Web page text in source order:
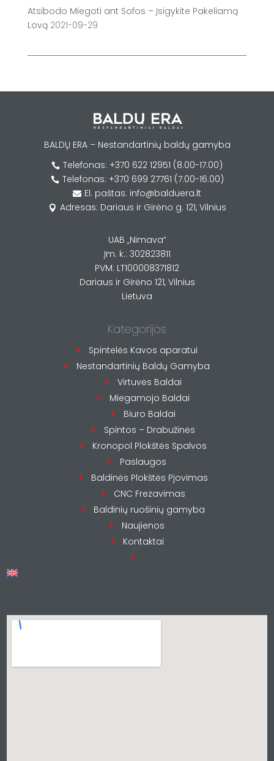
Atsibodo Miegoti ant Sofos – Įsigykite Pakeliamą
Lovą 2021-09-29
BALDŲ ERA – Nestandartinių baldų gamyba
 Telefonas: +370 622 12951 (8.00-17.00)
 Telefonas: +370 699 27761 (7.00-16.00)
 El. paštas: info@balduera.lt
 Adresas: Dariaus ir Girėno g. 121, Vilnius
UAB „Nimava“
Įm. k.: 302823811
PVM: LT100008371812
Dariaus ir Girėno 121, Vilnius
Lietuva
Kategorijos
Spintelės Kavos aparatui
Nestandartinių Baldų Gamyba
Virtuvės Baldai
Miegamojo Baldai
Biuro Baldai
Spintos – Drabužinės
Kronopol Plokštės Spalvos
Paslaugos
Baldinės Plokštės Pjovimas
CNC Frezavimas
Baldinių ruošinių gamyba
Naujienos
Kontaktai